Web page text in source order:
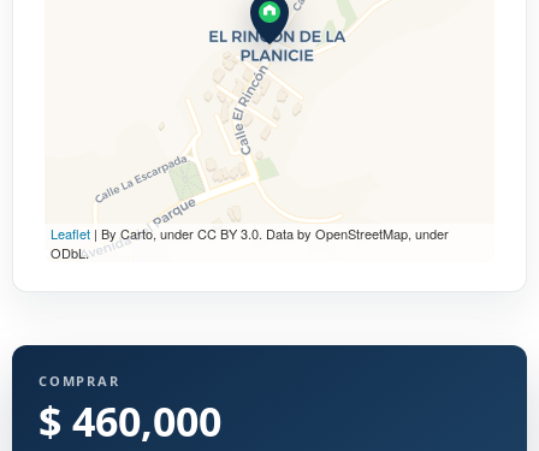
Leaflet | By Carto, under CC BY 3.0. Data by OpenStreetMap, under
ODbL.
COMPRAR
$ 460,000